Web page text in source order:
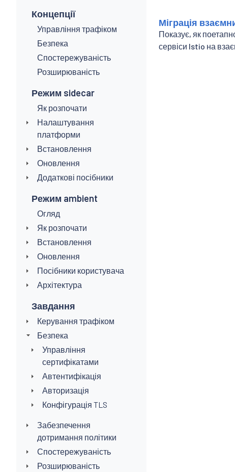
Концепції
Управління трафіком
Безпека
Спостережуваність
Розширюваність
Режим sidecar
Як розпочати
Налаштування
платформи
Встановлення
Оновлення
Додаткові посібники
Режим ambient
Огляд
Як розпочати
Встановлення
Оновлення
Посібники користувача
Архітектура
Завдання
Керування трафіком
Безпека
Управління
сертифікатами
Автентифікація
Авторизація
Конфігурація TLS
Забезпечення
дотримання політики
Спостережуваність
Розширюваність
Міграція
Показує, як
сервіси Istio на